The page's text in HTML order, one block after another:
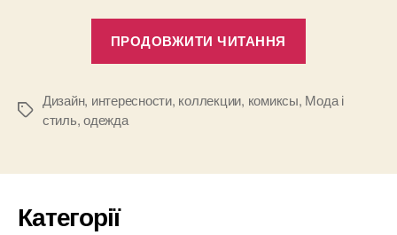
ПРОДОВЖИТИ ЧИТАННЯ
комиксов
на
Позначки
Дизайн, интересности, коллекции, комиксы, Мода і
стиль,одежда
Категорії